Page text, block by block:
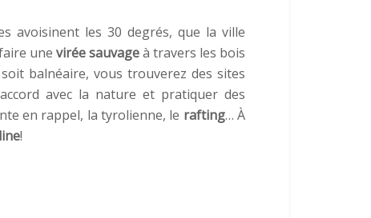
avoisinent les 30 degrés, que la ville
une virée sauvageà travers les bois
balnéaire, vous trouverez des sites
avec la nature et pratiquer des
en rappel, la tyrolienne, le rafting… À
!